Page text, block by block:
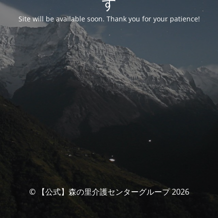
Site will be available soon. Thank you for your patience!
© 【公式】森の里介護センターグループ 2026